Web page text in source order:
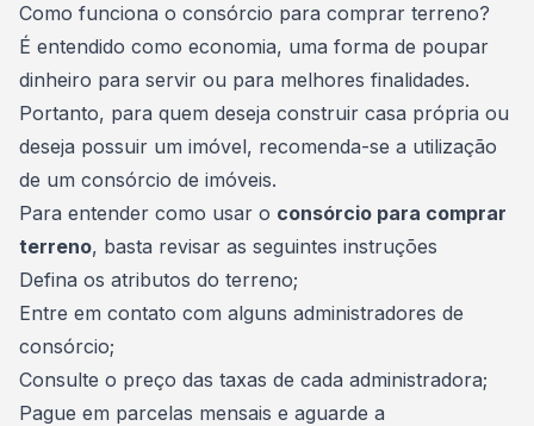
Como funciona o consórcio para comprar terreno?
É entendido como economia, uma forma de poupar
dinheiro para servir ou para melhores finalidades.
Portanto, para quem deseja construir casa própria ou
deseja possuir um imóvel, recomenda-se a utilização
de um consórcio de imóveis.
Para entender como usar o consórcio para comprar
terreno, basta revisar as seguintes instruções
Defina os atributos do terreno;
Entre em contato com alguns administradores de
consórcio;
Consulte o preço das taxas de cada administradora;
Pague em parcelas mensais e aguarde a